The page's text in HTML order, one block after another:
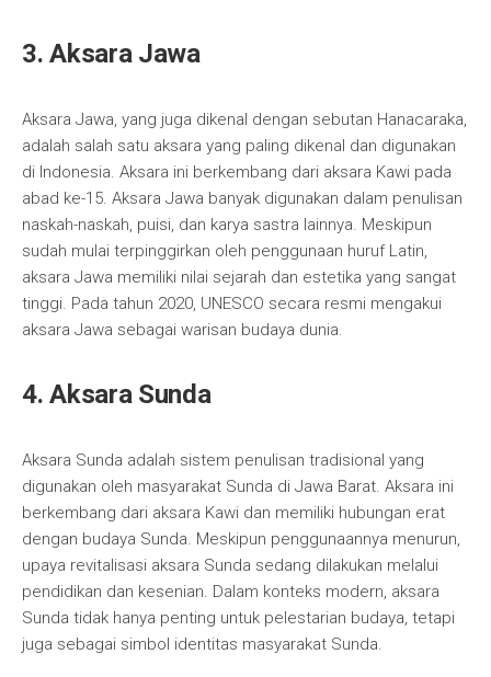
3. Aksara Jawa
Aksara Jawa, yang juga dikenal dengan sebutan Hanacaraka,
adalah salah satu aksara yang paling dikenal dan digunakan
di Indonesia. Aksara ini berkembang dari aksara Kawi pada
abad ke-15. Aksara Jawa banyak digunakan dalam penulisan
naskah-naskah, puisi, dan karya sastra lainnya. Meskipun
sudah mulai terpinggirkan oleh penggunaan huruf Latin,
aksara Jawa memiliki nilai sejarah dan estetika yang sangat
tinggi. Pada tahun 2020, UNESCO secara resmi mengakui
aksara Jawa sebagai warisan budaya dunia.
4. Aksara Sunda
Aksara Sunda adalah sistem penulisan tradisional yang
digunakan oleh masyarakat Sunda di Jawa Barat. Aksara ini
berkembang dari aksara Kawi dan memiliki hubungan erat
dengan budaya Sunda. Meskipun penggunaannya menurun,
upaya revitalisasi aksara Sunda sedang dilakukan melalui
pendidikan dan kesenian. Dalam konteks modern, aksara
Sunda tidak hanya penting untuk pelestarian budaya, tetapi
juga sebagai simbol identitas masyarakat Sunda.